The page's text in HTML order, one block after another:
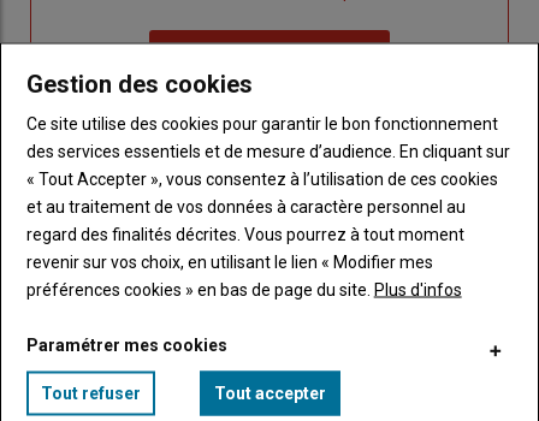
nouveau
compte"
votre
mot
passe"
Lien
"Je
me
connecte"
Je me connecte
Sous-
titre
Vous n'êtes pas abonné(e)
TITRE CRÉEZ UN COMPTE
BodyChoisissez votre formule et créez votre
compte pour accéder à tout Caracterres.
Lien Créez un compte
Gestion des cookies
Ce site utilise des cookies pour garantir le bon fonctionnement
des services essentiels et de mesure d’audience. En cliquant sur
« Tout Accepter », vous consentez à l’utilisation de ces cookies
et au traitement de vos données à caractère personnel au
regard des finalités décrites. Vous pourrez à tout moment
revenir sur vos choix, en utilisant le lien « Modifier mes
préférences cookies » en bas de page du site. Plus d'infos
Paramétrer mes cookies
Tout refuser Tout accepter